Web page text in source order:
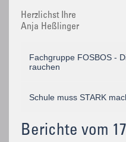
Herzlichst Ihre
Anja Heßlinger
Fachgruppe FOSBOS -
rauchen
Schule muss STARK
Berichte vom